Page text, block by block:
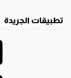
تطبيقات الجريدة